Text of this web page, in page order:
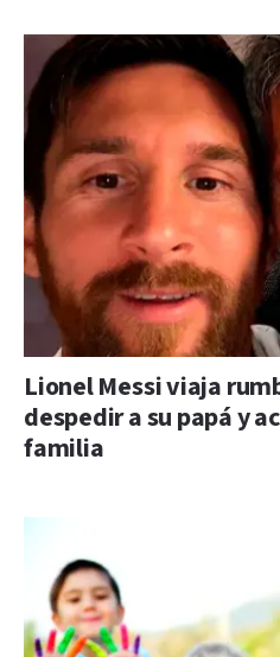
Lionel Messi viaja
despedir a su papá y
familia